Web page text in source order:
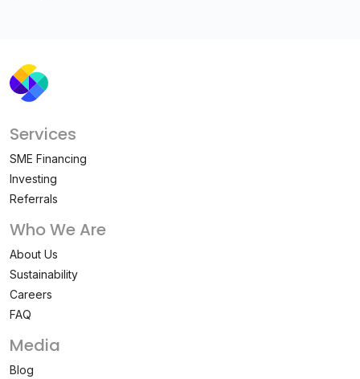
Services
SME Financing
Investing
Referrals
Who We Are
About Us
Sustainability
Careers
FAQ
Media
Blog